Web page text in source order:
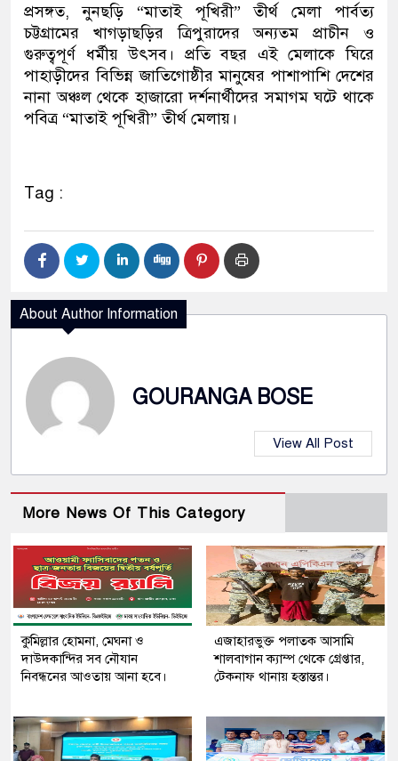
প্রসঙ্গত, নুনছড়ি “মাতাই পূখিরী” তীর্থ মেলা পার্বত্য
চট্টগ্রামের খাগড়াছড়ির ত্রিপুরাদের অন্যতম প্রাচীন ও
গুরুত্বপূর্ণ ধর্মীয় উৎসব। প্রতি বছর এই মেলাকে ঘিরে
পাহাড়ীদের বিভিন্ন জাতিগোষ্ঠীর মানুষের পাশাপাশি দেশের
নানা অঞ্চল থেকে হাজারো দর্শনার্থীদের সমাগম ঘটে থাকে
পবিত্র “মাতাই পূখিরী” তীর্থ মেলায়।
Tag :
About Author Information
GOURANGA BOSE
View All Post
More News Of This Category
কুমিল্লার হোমনা, মেঘনা ও
দাউদকান্দির সব নৌযান
নিবন্ধনের আওতায় আনা হবে।
এজাহারভুক্ত পলাতক আসামি
শালবাগান ক্যাম্প থেকে গ্রেপ্তার,
টেকনাফ থানায় হস্তান্তর।